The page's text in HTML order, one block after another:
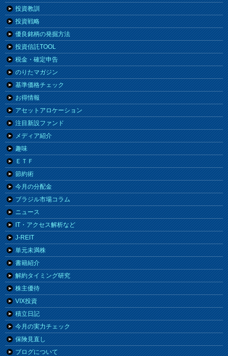
投資教訓
投資戦略
優良銘柄の発掘方法
投資信託TOOL
税金・確定申告
のりたマガジン
基準価格チェック
お得情報
アセットアロケーション
注目新設ファンド
メディア紹介
趣味
ＥＴＦ
節約術
今月の分配金
ブラジル市場コラム
ニュース
IT・アクセス解析など
J-REIT
単元未満株
書籍紹介
解約タイミング研究
株主優待
VIX投資
積立日記
今月の実力チェック
保険見直し
ブログについて